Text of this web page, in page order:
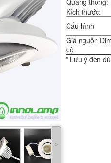
˃
Quang thông:
Kích thước:
Cấu hình
Giá nguồn
độ
* Lưu ý đèn